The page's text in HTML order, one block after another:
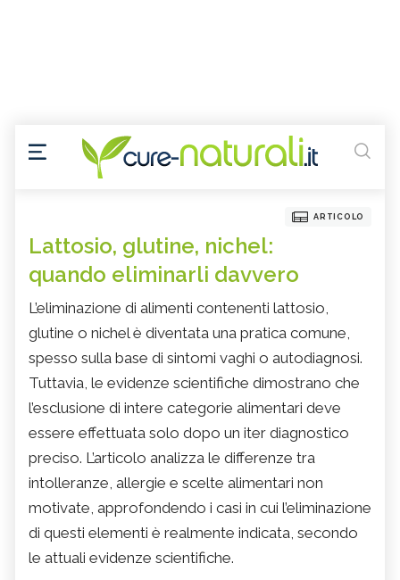
ARTICOLO
Lattosio, glutine, nichel:
quando eliminarli davvero
L’eliminazione di alimenti contenenti lattosio,
glutine o nichel è diventata una pratica comune,
spesso sulla base di sintomi vaghi o autodiagnosi.
Tuttavia, le evidenze scientifiche dimostrano che
l’esclusione di intere categorie alimentari deve
essere effettuata solo dopo un iter diagnostico
preciso. L’articolo analizza le differenze tra
intolleranze, allergie e scelte alimentari non
motivate, approfondendo i casi in cui l’eliminazione
di questi elementi è realmente indicata, secondo
le attuali evidenze scientifiche.